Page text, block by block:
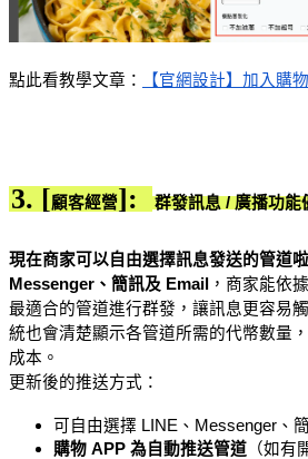
點此看教學文章： 【官網設計】加入購
3. [顧客經營]: 群發訊息 / 廣播功能
現在商家可以自由選擇訊息發送的管道啦
Messenger、簡訊及 Email ，商家能依
最適合的管道進行群發，讓訊息更容易
統也會清楚顯示各管道所需的代幣數量
成本。
更新後的推送方式：
可自由選擇 LINE、Messenger、
購物 APP 為自動推送管道 （如有